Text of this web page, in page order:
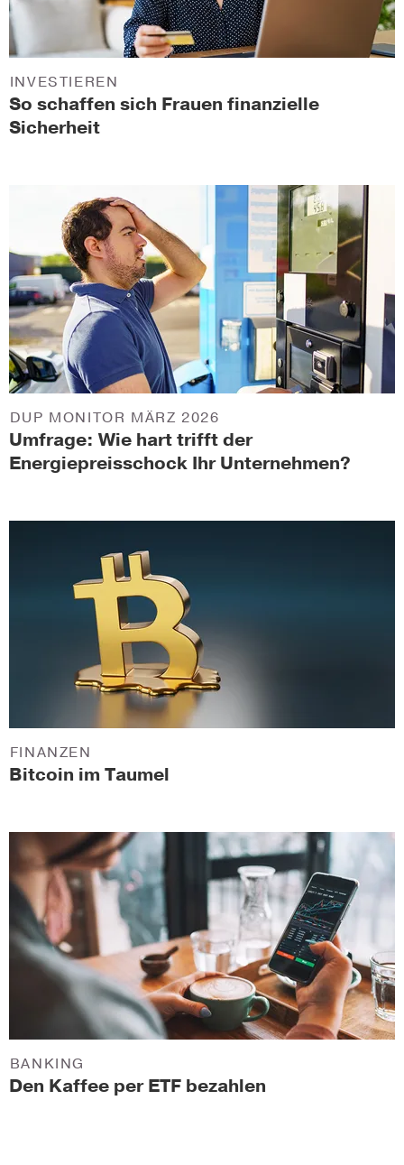
So schaffen sich Frauen finanzielle
Sicherheit
INVESTIEREN
Umfrage: Wie hart trifft der
Energiepreisschock Ihr Unternehmen?
DUP MONITOR MÄRZ 2026
Bitcoin im Taumel
FINANZEN
Den Kaffee per ETF bezahlen
BANKING